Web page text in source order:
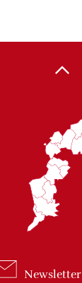
Newsletter